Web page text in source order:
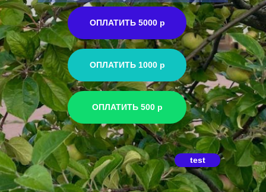
ОПЛАТИТЬ 5000 р
test
ОПЛАТИТЬ 1000 р
ОПЛАТИТЬ 500 р